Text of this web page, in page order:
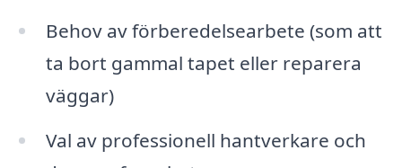
Behov av förberedelsearbete (som att
ta bort gammal tapet eller reparera
väggar)
Val av professionell hantverkare och